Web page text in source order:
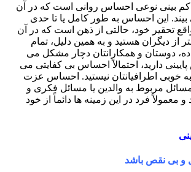
کم‌ بینی نوعی احساس روانی است که در آن
این احساس به طور کامل یا تا حدی
تحقیر خود، حالتی از ذهن است که در آن
از دیگران هستید و به همین دلیل، تمام
دوستان و همکارانتان دچار مشکل می
دارید، احتمالاً احساس بی کفایتی می
خوبی اطرافیانتان نیستید. احساس عزت
مربوط به والدین یا مسائل فکری و
معمولاً فرد در این زمینه ها دائماً از خود
و بی نقص باشد